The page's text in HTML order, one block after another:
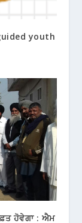
youth
ਹੋਵੇਗਾ : ਐਮ